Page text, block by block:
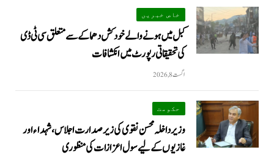
خاص خبریں
کبل میں ہونے والے خودکش دھماکے سے متعلق سی ٹی ڈی
کی تحقیقاتی رپورٹ میں انکشافات
اگست 8, 2026
حکومت
وزیرداخلہ محسن نقوی کی زیر صدارت اجلاس، شہداء اور
غازیوں کے لیے سول اعزازات کی منظوری